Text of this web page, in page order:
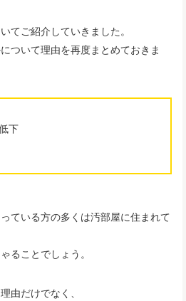
てご紹介していきました。
ついて理由を再度まとめておきま
下
ている方の多くは汚部屋に住まれて
ることでしょう。
由だけでなく、